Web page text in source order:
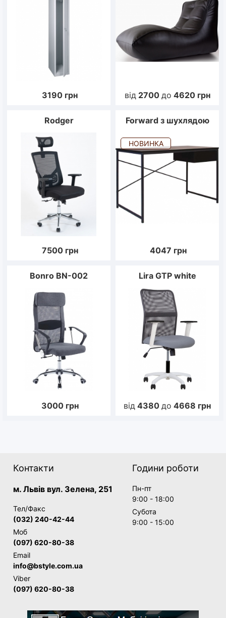
3190 грн від 2700 до 4620 грн
Rodger
7500 грн
Forward з шухлядою
НОВИНКА
4047 грн
Bonro BN-002
3000 грн
Lira GTP white
від 4380 до 4668 грн
Контакти
м. Львів вул. Зелена, 251
Тел/Факс
(032) 240-42-44
Моб
(097) 620-80-38
Email
info@bstyle.com.ua
Viber
(097) 620-80-38
Години роботи
Пн-пт
9:00 - 18:00
Субота
9:00 - 15:00